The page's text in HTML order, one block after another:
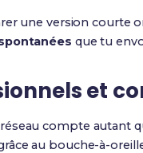
une version courte
que tu
et
compte autant
au bouche-à-